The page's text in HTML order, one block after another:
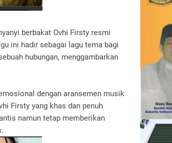
berbakat Ovhi Firsty resmi
ini hadir sebagai lagu tema bagi
hubungan, menggambarkan
dengan aransemen musik
Firsty yang khas dan penuh
namun tetap memberikan